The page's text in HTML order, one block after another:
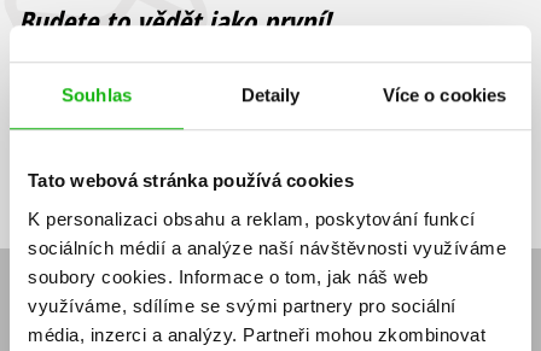
Souhlas Detaily Více o cookies
Tato webová stránka používá cookies
K personalizaci obsahu a reklam, poskytování funkcí
sociálních médií a analýze naší návštěvnosti využíváme
soubory cookies. Informace o tom, jak náš web
využíváme, sdílíme se svými partnery pro sociální
média, inzerci a analýzy. Partneři mohou zkombinovat
Budete to vědět jako první!
Zajímá Vás, jaký knižní hit právě vychází, na jaké zboží je výhodná
sleva, jaká běží soutěž o ceny? Přihlášením k odběru našich e-
souhlasíte se zpracováním osobních údajů
mailová
adresa
mailová
adresa
Vaše e-mailová adresa Přihlásit se
E-SHOP
Aktuality
Knižní novinky